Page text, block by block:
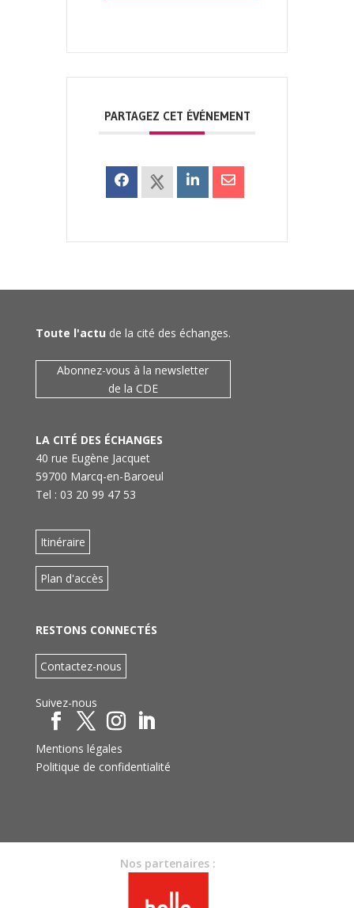
PARTAGEZ CET ÉVÉNEMENT
Toute l'actu de la cité des échanges.
Abonnez-vous à la newsletter
de la CDE
LA CITÉ DES ÉCHANGES
40 rue Eugène Jacquet
59700 Marcq-en-Baroeul
Tel : 03 20 99 47 53
Itinéraire
Plan d'accès
RESTONS CONNECTÉS
Contactez-nous
Suivez-nous
Mentions légales
Politique de confidentialité
Nos partenaires :